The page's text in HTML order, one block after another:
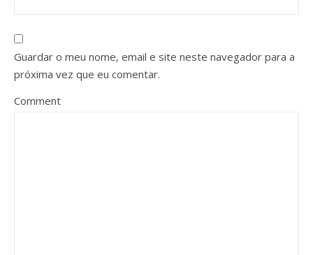
Guardar o meu nome, email e site neste navegador para a
próxima vez que eu comentar.
Comment